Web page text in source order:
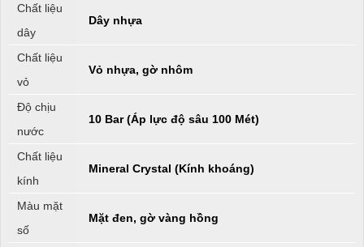
Chất liệu
dây
Dây nhựa
Chất liệu
vỏ
Vỏ nhựa, gờ nhôm
Độ chịu
nước
10 Bar (Áp lực độ sâu 100 Mét)
Chất liệu
kính
Mineral Crystal (Kính khoáng)
Màu mặt
số
Mặt đen, gờ vàng hồng